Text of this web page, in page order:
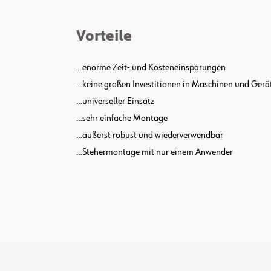
Vorteile
…enorme Zeit- und Kosteneinsparungen
…keine großen Investitionen in Maschinen und
…universeller Einsatz
…sehr einfache Montage
…äußerst robust und wiederverwendbar
…Stehermontage mit nur einem Anwender